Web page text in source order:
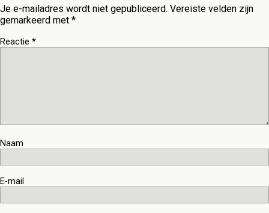
Je e-mailadres wordt niet gepubliceerd. Vereiste velden zijn
gemarkeerd met *
Reactie *
Naam
E-mail